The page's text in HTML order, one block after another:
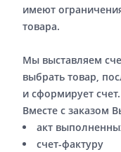
имеют
товара.
Мы выставляем
выбрать товар,
и сформирует счет.
Вместе с заказом
акт
счет-фактуру